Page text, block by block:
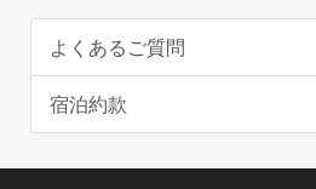
よくあるご質問
宿泊約款